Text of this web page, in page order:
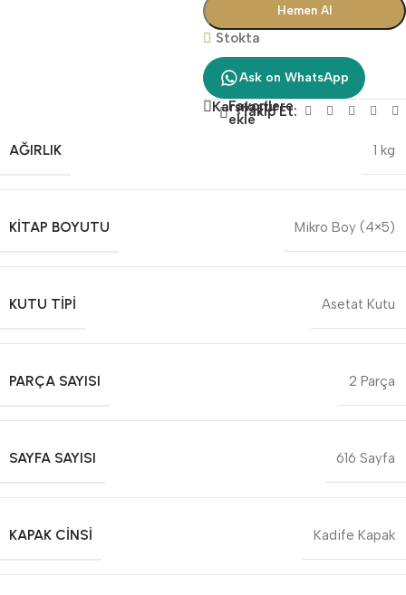
Hemen Al
Stokta
Ask on WhatsApp
Karşılaştır
Favorilere
ekleTakip Et:
AĞIRLIK 1 kg
KITAP BOYUTU Mikro Boy (4×5)
KUTU TIPI Asetat Kutu
PARÇA SAYISI 2 Parça
SAYFA SAYISI 616 Sayfa
KAPAK CINSI Kadife Kapak